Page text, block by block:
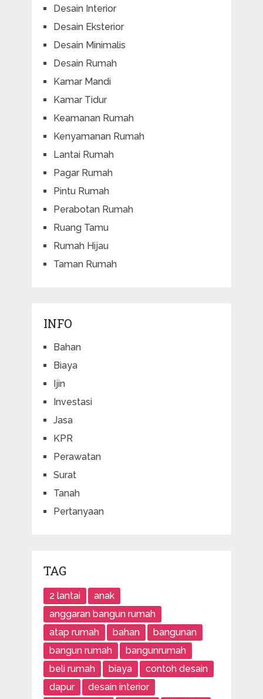
Desain Interior
Desain Eksterior
Desain Minimalis
Desain Rumah
Kamar Mandi
Kamar Tidur
Keamanan Rumah
Kenyamanan Rumah
Lantai Rumah
Pagar Rumah
Pintu Rumah
Perabotan Rumah
Ruang Tamu
Rumah Hijau
Taman Rumah
INFO
Bahan
Biaya
Ijin
Investasi
Jasa
KPR
Perawatan
Surat
Tanah
Pertanyaan
TAG
2 lantai
anak
anggaran bangun rumah
atap rumah
bahan
bangunan
bangun rumah
bangunrumah
beli rumah
biaya
contoh desain
dapur
desain interior